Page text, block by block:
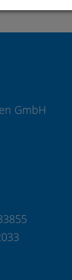
GmbH